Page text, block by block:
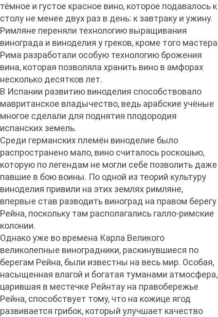
тёмное и густое красное вино, которое подавалось к
столу не менее двух раз в день: к завтраку и ужину.
Римляне переняли технологию выращивания
винограда и виноделия у греков, кроме того мастера
Рима разработали особую технологию брожения
вина, которая позволяла хранить вино в амфорах
несколько десятков лет.
В Испании развитию виноделия способствовало
мавританское владычество, ведь арабские учёные
многое сделали для поднятия плодородия
испанских земель.
Среди германских племён виноделие было
распространено мало, вино считалось роскошью,
которую по легендам не могли себе позволить даже
павшие в бою воины. По одной из теорий культуру
виноделия привили на этих землях римляне,
впервые став разводить виноград на правом берегу
Рейна, поскольку там располагались галло-римские
колонии.
Однако уже во времена Карла Великого
великолепные виноградники, раскинувшиеся по
берегам Рейна, были известны на весь мир. Особая,
насыщенная влагой и богатая туманами атмосфера,
царившая в местечке Рейнтау на правобережье
Рейна, способствует тому, что на кожице ягод
развивается грибок, который улучшает качество